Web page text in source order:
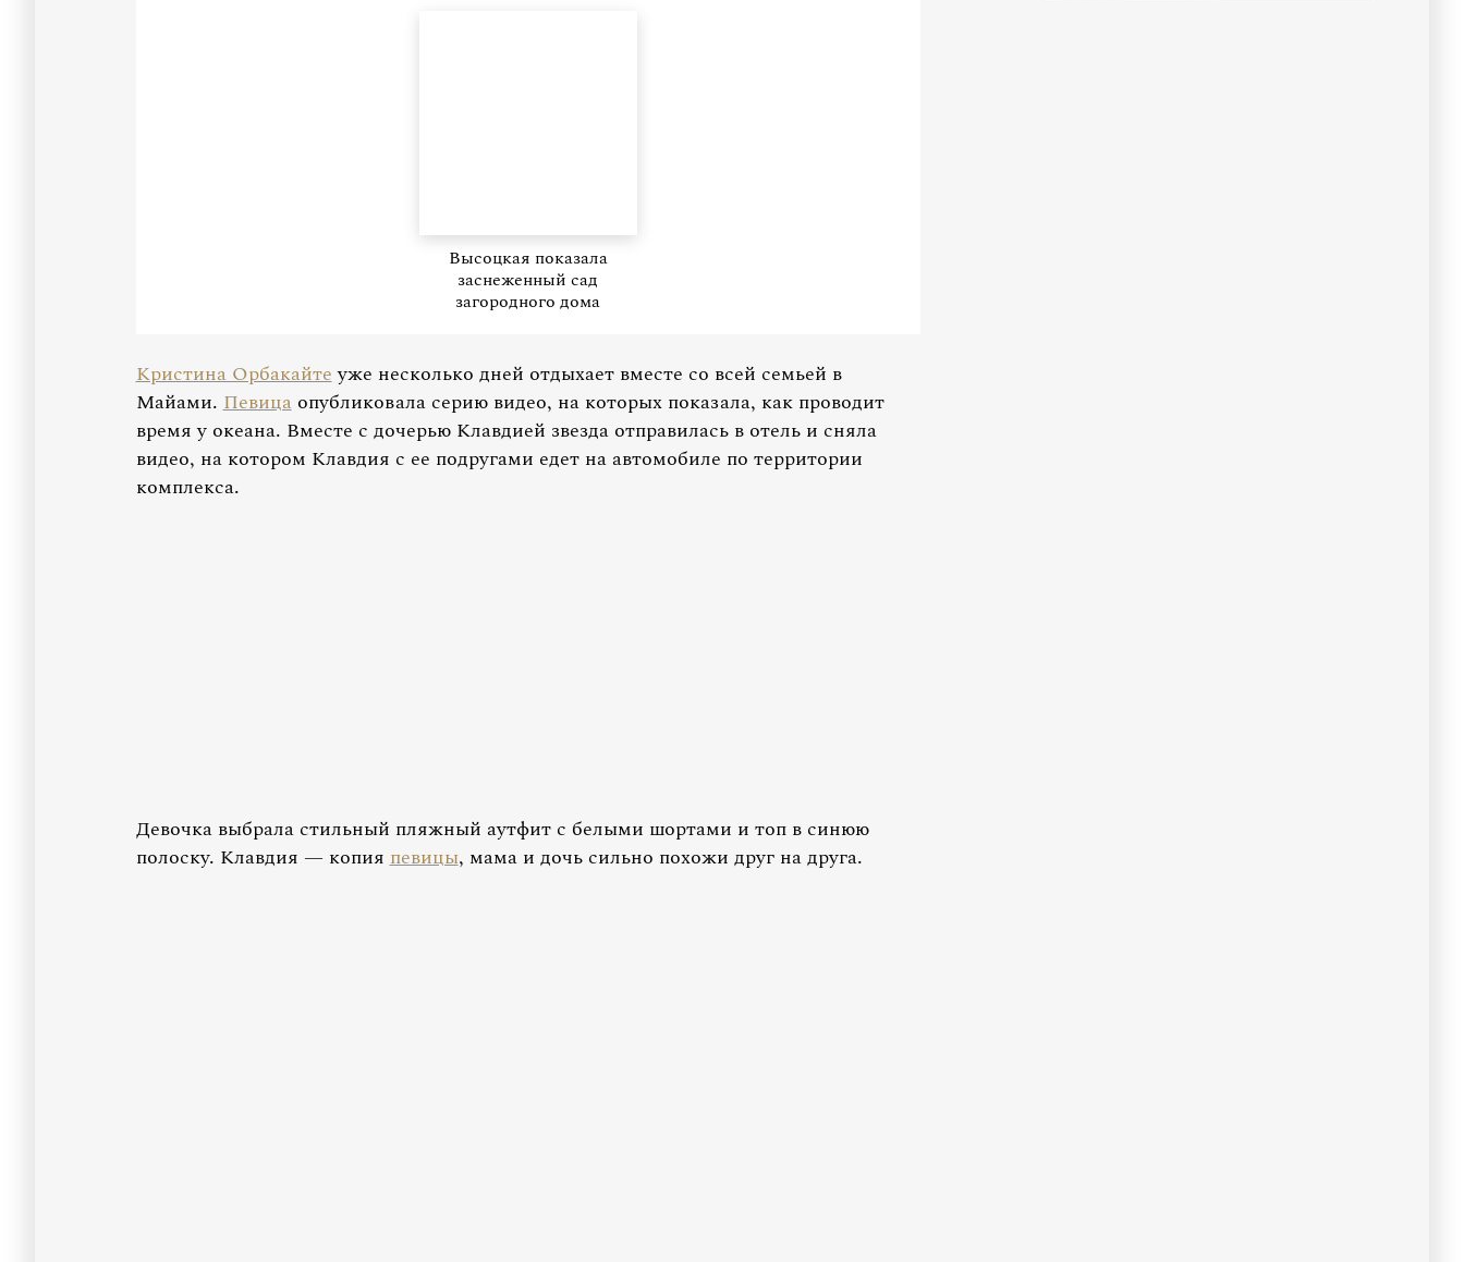
Высоцкая показала
заснеженный сад
загородного дома
Кристина Орбакайтеуже несколько дней отдыхает вместе со всей семьей в
Майами.Певицаопубликовала серию видео, на которых показала, как проводит
время у океана. Вместе с дочерью Клавдией звезда отправилась в отель и сняла
видео, на котором Клавдия с ее подругами едет на автомобиле по территории
комплекса.
Девочка выбрала стильный пляжный аутфит с белыми шортами и топ в синюю
полоску. Клавдия — копияпевицы, мама и дочь сильно похожи друг на друга.